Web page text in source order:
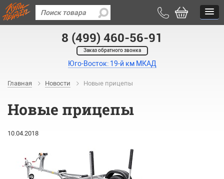
8 (499) 460-56-91
Заказ обратного звонка
Юго-Восток: 19-й км МКАД
Главная Новости Новые прицепы
Новые прицепы
10.04.2018